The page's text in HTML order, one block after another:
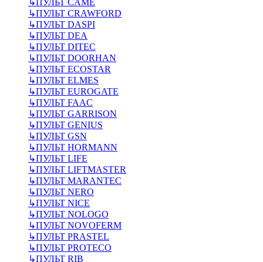
↳ПУЛЬТ CAME
↳ПУЛЬТ CRAWFORD
↳ПУЛЬТ DASPI
↳ПУЛЬТ DEA
↳ПУЛЬТ DITEC
↳ПУЛЬТ DOORHAN
↳ПУЛЬТ ECOSTAR
↳ПУЛЬТ ELMES
↳ПУЛЬТ EUROGATE
↳ПУЛЬТ FAAC
↳ПУЛЬТ GARRISON
↳ПУЛЬТ GENIUS
↳ПУЛЬТ GSN
↳ПУЛЬТ HORMANN
↳ПУЛЬТ LIFE
↳ПУЛЬТ LIFTMASTER
↳ПУЛЬТ MARANTEC
↳ПУЛЬТ NERO
↳ПУЛЬТ NICE
↳ПУЛЬТ NOLOGO
↳ПУЛЬТ NOVOFERM
↳ПУЛЬТ PRASTEL
↳ПУЛЬТ PROTECO
↳ПУЛЬТ RIB